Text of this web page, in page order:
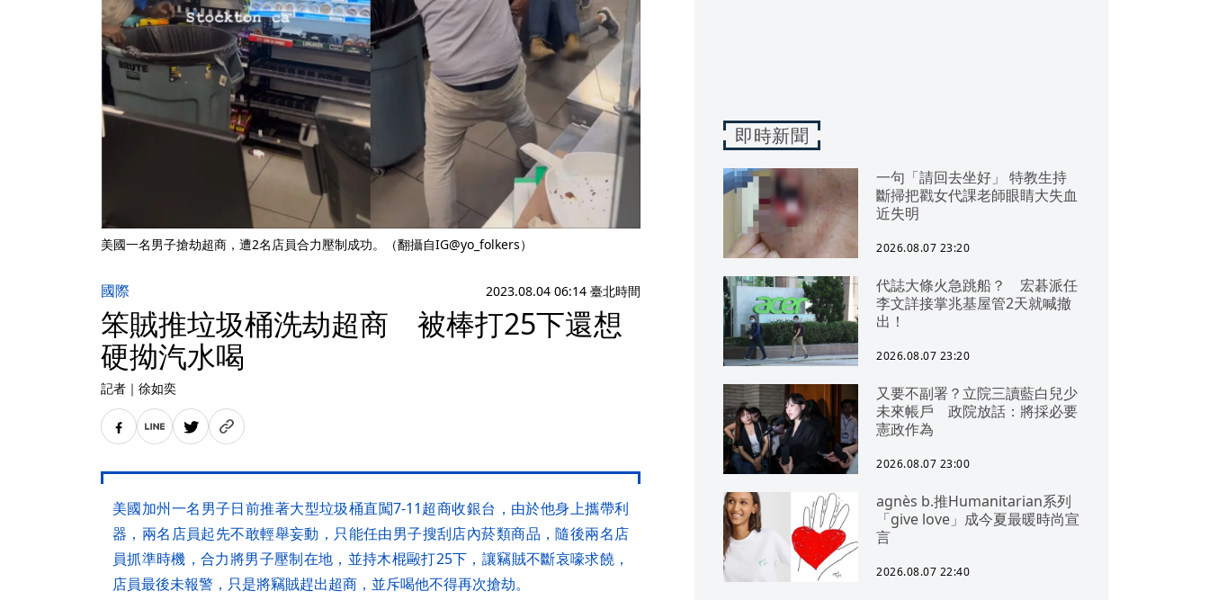
美國一名男子搶劫超商，遭2名店員合力壓制成功。（翻攝自IG@yo_folkers）
國際 2023.08.04 06:14 臺北時間
笨賊推垃圾桶洗劫超商 被棒打25下還想
硬拗汽水喝
記者 ｜ 徐如奕
美國加州一名男子日前推著大型垃圾桶直闖7-11超商收銀台，由於他身上攜帶利
器，兩名店員起先不敢輕舉妄動，只能任由男子搜刮店內菸類商品，隨後兩名店
員抓準時機，合力將男子壓制在地，並持木棍毆打25下，讓竊賊不斷哀嚎求饒，
店員最後未報警，只是將竊賊趕出超商，並斥喝他不得再次搶劫。
即時新聞
一句「請回去坐好」 特教生持
斷掃把戳女代課老師眼睛大失血
近失明
2026.08.07 23:20
代誌大條火急跳船？ 宏碁派任
李文詳接掌兆基屋管2天就喊撤
出！
2026.08.07 23:20
又要不副署？立院三讀藍白兒少
未來帳戶 政院放話：將採必要
憲政作為
2026.08.07 23:00
agnès b.推Humanitarian系列
「give love」成今夏最暖時尚宣
言
2026.08.07 22:40